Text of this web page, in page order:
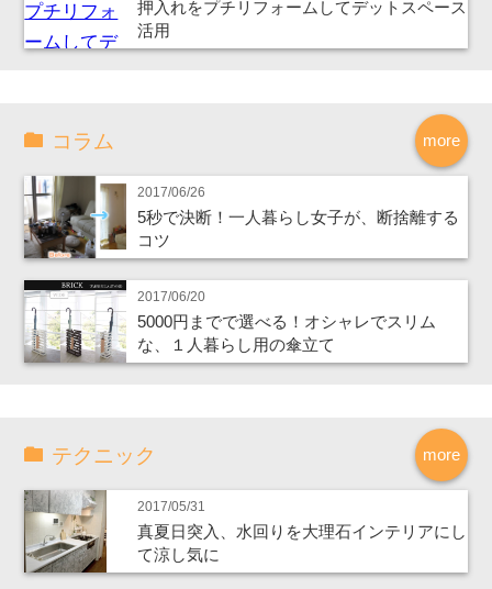
押入れをプチリフォームしてデットスペース
活用
more
コラム
2017/06/26
5秒で決断！一人暮らし女子が、断捨離する
コツ
2017/06/20
5000円までで選べる！オシャレでスリム
な、１人暮らし用の傘立て
more
テクニック
2017/05/31
真夏日突入、水回りを大理石インテリアにし
て涼し気に